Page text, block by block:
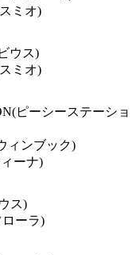
ミオ)
ウス)
ミオ)
ピーシーステーショ
ィンブック)
ーナ)
ス)
ーラ)